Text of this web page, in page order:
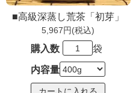
■高級深蒸し荒茶「初芽」
5,967円(税込)
購入数 袋
内容量